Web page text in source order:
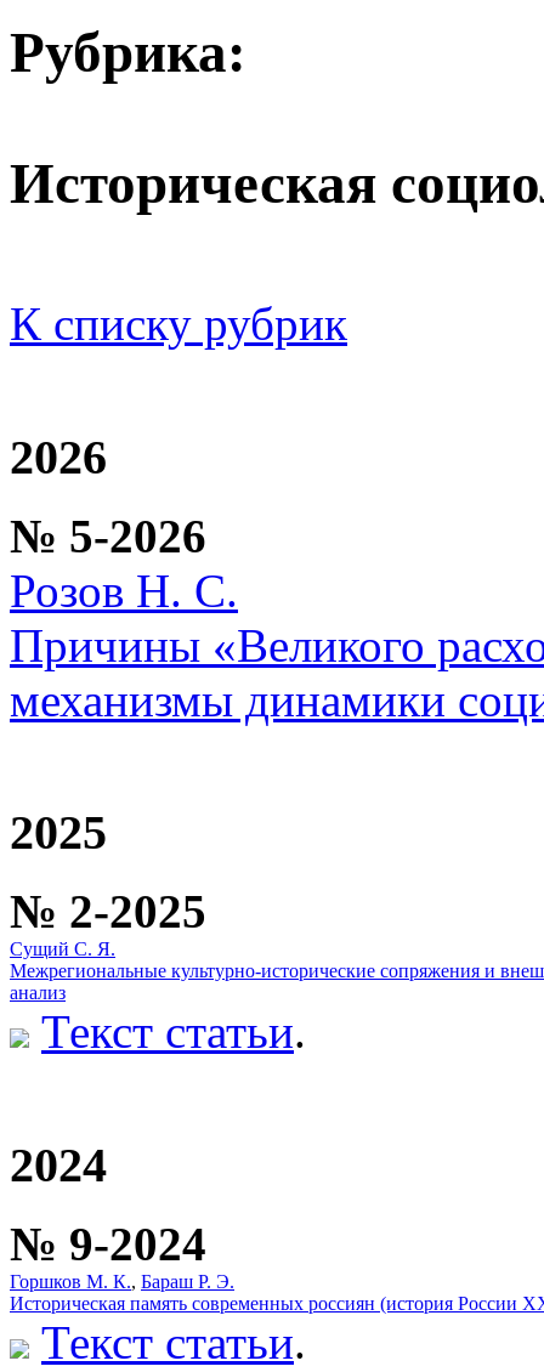
Рубрика:
Историческая
К списку рубрик
2026
№ 5-2026
Розов Н. С.
Причины «Великого
механизмы динамики
2025
№ 2-2025
Сущий С. Я.
Межрегиональные культурно-исторические сопряжения и
анализ
Текст статьи.
2024
№ 9-2024
Горшков М. К., Бараш Р. Э.
Историческая память современных россиян (история России
Текст статьи.